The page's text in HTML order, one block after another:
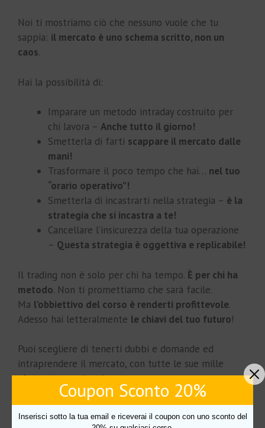
Noi ti mostriamo ciò che nessuno vuole che tu
sappia: il mercato è uno schema scritto, non un
caos.
Hai la possibilità di:
Imparare un metodo intraday costruito per
chi lavora – Anche tutto il giorno!
Smetterla di farti scappare il mercato dalle
mani!
Trasformare il poco tempo che hai… nel tuo
“orario operativo”!
Smetterla di incastrarti nella strategia – è la
strategia che si incastra a te!
Cancellare l’insicurezza della tua operazione
– Questa strategia è oggettiva e replicabile!
Il trading non è solo per chi ha tempo. È per chi ha
metodo. Non ti promettiamo che sarà facile.
Ma l’obbiettivo del corso è renderti profittevole.
Adesso hai letteralmente le chiavi del tuo futuro!
Puoi scegliere di tenerti dubbi e domande ed
intraprendere il mercato, con tutte le sue mille
sfaccettature da solo…
Oppure puoi letteralmente“Rubare”la nostra
esperienza e farla tua!
Coupon Sconto 20%
Inserisci sotto la tua email e riceverai il coupon con uno sconto del